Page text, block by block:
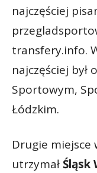
najczęściej
transfery.info.
najczęściej był
Sportowym,
Łódzkim.
Drugie miejsce
utrzymałŚląsk